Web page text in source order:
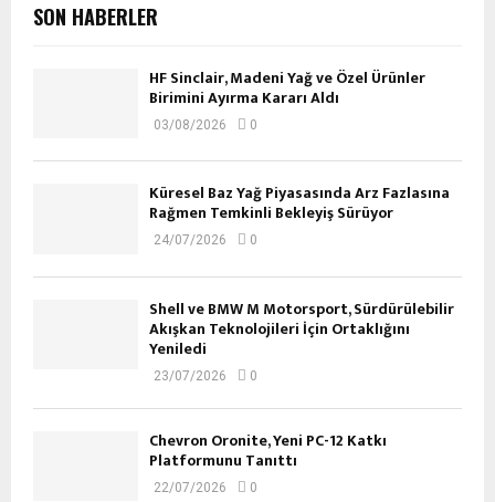
SON HABERLER
HF Sinclair, Madeni Yağ ve Özel Ürünler
Birimini Ayırma Kararı Aldı
03/08/2026 0
Küresel Baz Yağ Piyasasında Arz Fazlasına
Rağmen Temkinli Bekleyiş Sürüyor
24/07/2026 0
Shell ve BMW M Motorsport, Sürdürülebilir
Akışkan Teknolojileri İçin Ortaklığını
Yeniledi
23/07/2026 0
Chevron Oronite, Yeni PC-12 Katkı
Platformunu Tanıttı
22/07/2026 0